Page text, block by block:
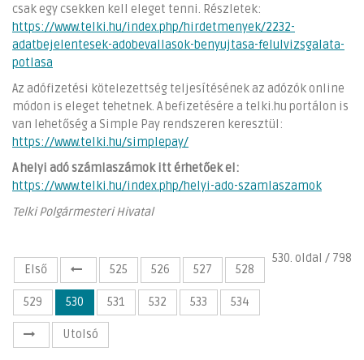
csak egy csekken kell eleget tenni. Részletek:
https://www.telki.hu/index.php/hirdetmenyek/2232-
adatbejelentesek-adobevallasok-benyujtasa-felulvizsgalata-
potlasa
Az adófizetési kötelezettség teljesítésének az adózók online
módon is eleget tehetnek. A befizetésére a telki.hu portálon is
van lehetőség a Simple Pay rendszeren keresztül:
https://www.telki.hu/simplepay/
A helyi adó számlaszámok itt érhetőek el:
https://www.telki.hu/index.php/helyi-ado-szamlaszamok
Telki Polgármesteri Hivatal
530. oldal / 798
Első
525 526 527 528
529 530 531 532 533 534
Utolsó